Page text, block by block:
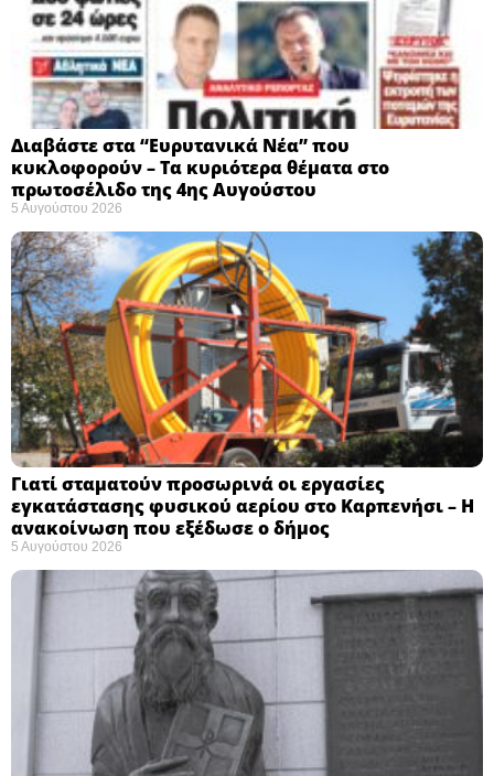
Διαβάστε στα “Ευρυτανικά Νέα” που
κυκλοφορούν – Τα κυριότερα θέματα στο
πρωτοσέλιδο της 4ης Αυγούστου
5 Αυγούστου 2026
Γιατί σταματούν προσωρινά οι εργασίες
εγκατάστασης φυσικού αερίου στο Καρπενήσι – Η
ανακοίνωση που εξέδωσε ο δήμος
5 Αυγούστου 2026